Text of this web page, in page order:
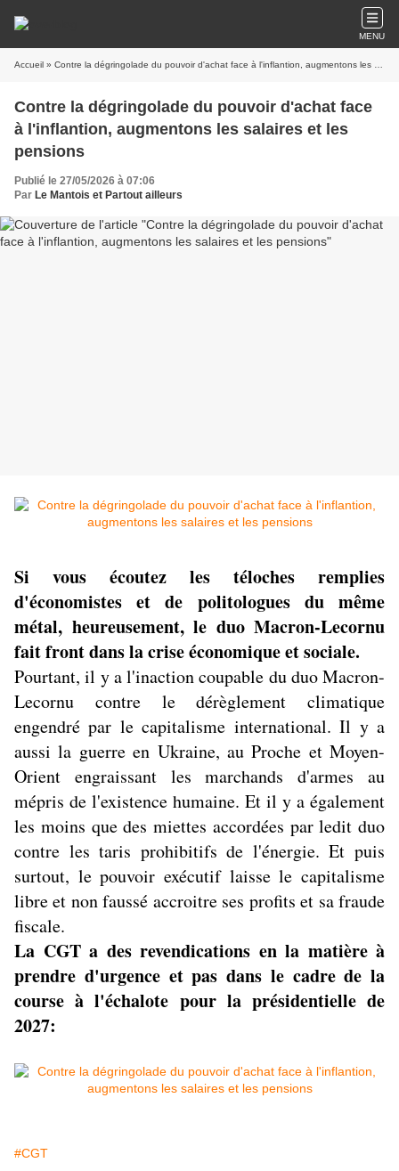
MENU
Accueil » Contre la dégringolade du pouvoir d'achat face à l'inflantion, augmentons les salaires et les pensions
Contre la dégringolade du pouvoir d'achat face
à l'inflantion, augmentons les salaires et les
pensions
Publié le 27/05/2026 à 07:06
Par Le Mantois et Partout ailleurs
Si vous écoutez les téloches remplies
d'économistes et de politologues du même
métal, heureusement, le duo Macron-Lecornu
fait front dans la crise économique et sociale.
Pourtant, il y a l'inaction coupable du duo Macron-
Lecornu contre le dérèglement climatique
engendré par le capitalisme international. Il y a
aussi la guerre en Ukraine, au Proche et Moyen-
Orient engraissant les marchands d'armes au
mépris de l'existence humaine. Et il y a également
les moins que des miettes accordées par ledit duo
contre les taris prohibitifs de l'énergie. Et puis
surtout, le pouvoir exécutif laisse le capitalisme
libre et non faussé accroitre ses profits et sa fraude
fiscale.
La CGT a des revendications en la matière à
prendre d'urgence et pas dans le cadre de la
course à l'échalote pour la présidentielle de
2027:
#CGT